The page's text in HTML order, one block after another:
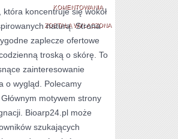
KOMENTOWANIAEKO-
MAKIJAŻ
ZOSTAŁA WYŁĄCZONA
koncentruje się wokół
naturą. Strona
zaplecze ofertowe
troską o skórę. To
zainteresowanie
o wygląd. Polecamy
motywem strony
Bioarp24.pl może
szukających